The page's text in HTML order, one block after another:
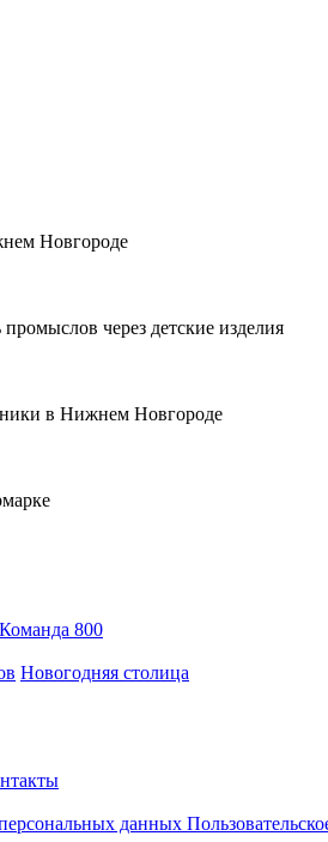
Новгороде
через детские изделия
в Нижнем Новгороде
Команда 800
Новогодняя столица
данных